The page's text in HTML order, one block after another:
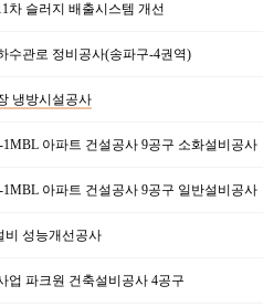
차 슬러지 배출시스템 개선
수관로 정비공사(송파구-4권역)
냉방시설공사
아파트 건설공사 9공구 소화설비공사
아파트 건설공사 9공구 일반설비공사
비 성능개선공사
업 파크원 건축설비공사 4공구